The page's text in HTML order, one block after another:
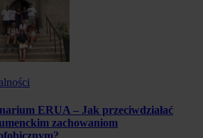
ERUA – Jak przeciwdziałać
zachowaniom